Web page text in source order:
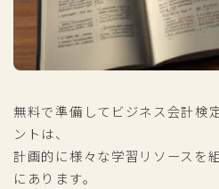
無料で準備してビジネス会計検
ントは、
計画的に様々な学習リソースを
にあります。